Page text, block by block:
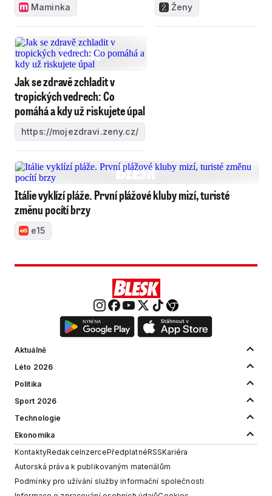
Maminka Ženy
Jak se zdravě zchladit v
tropických vedrech: Co
pomáhá a kdy už riskujete úpal
https://mojezdravi.zeny.cz/
Itálie vyklízí pláže. První plážové kluby mizí, turisté
změnu pocítí brzy
e15
Aktuálně
Léto 2026
Politika
Sport 2026
Technologie
Ekonomika
KontaktyRedakceInzercePředplatnéRSSKariéra
Autorská práva k publikovaným materiálům
Podmínky pro užívání služby informační společnosti